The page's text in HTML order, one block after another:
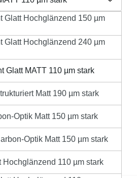
Glatt Hochglänzend 150 µm
150 µm stark
Glatt Hochglänzend 240 µm
240 µm stark
Glatt MATT 110 µm stark
110 µm stark
Matt 190 µm stark
Matt 190 µm stark
Optik Matt 150 µm stark
Matt 150 µm stark
Optik Matt 150 µm stark
Matt 150 µm stark
Hochglänzend 110 µm stark
110 µm stark
Versandkosten
Gib den gewünschten
WARENKORB
1-3 Werktage innerhalb